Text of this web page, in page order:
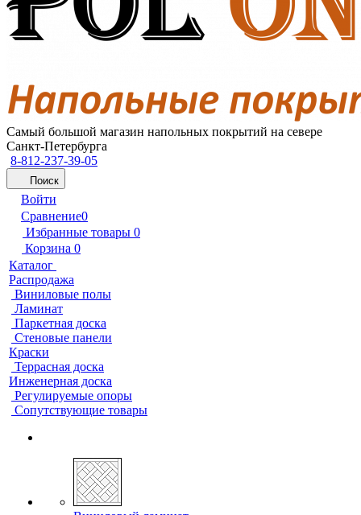
Самый большой магазин напольных покрытий на севере
Санкт-Петербурга
8-812-237-39-05
Поиск
Войти
Сравнение0
Избранные товары 0
Корзина 0
Каталог
Распродажа
Виниловые полы
Ламинат
Паркетная доска
Стеновые панели
Краски
Террасная доска
Инженерная доска
Регулируемые опоры
Сопутствующие товары